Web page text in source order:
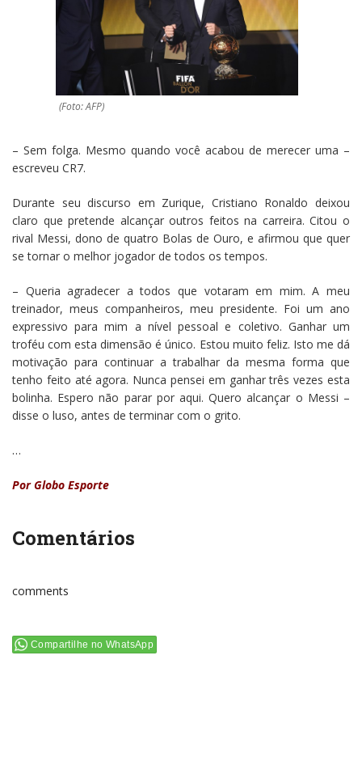
(Foto: AFP)
– Sem folga. Mesmo quando você acabou de merecer uma –
escreveu CR7.
Durante seu discurso em Zurique, Cristiano Ronaldo deixou
claro que pretende alcançar outros feitos na carreira. Citou o
rival Messi, dono de quatro Bolas de Ouro, e afirmou que quer
se tornar o melhor jogador de todos os tempos.
– Queria agradecer a todos que votaram em mim. A meu
treinador, meus companheiros, meu presidente. Foi um ano
expressivo para mim a nível pessoal e coletivo. Ganhar um
troféu com esta dimensão é único. Estou muito feliz. Isto me dá
motivação para continuar a trabalhar da mesma forma que
tenho feito até agora. Nunca pensei em ganhar três vezes esta
bolinha. Espero não parar por aqui. Quero alcançar o Messi –
disse o luso, antes de terminar com o grito.
…
Por Globo Esporte
Comentários
comments
Compartilhe no WhatsApp